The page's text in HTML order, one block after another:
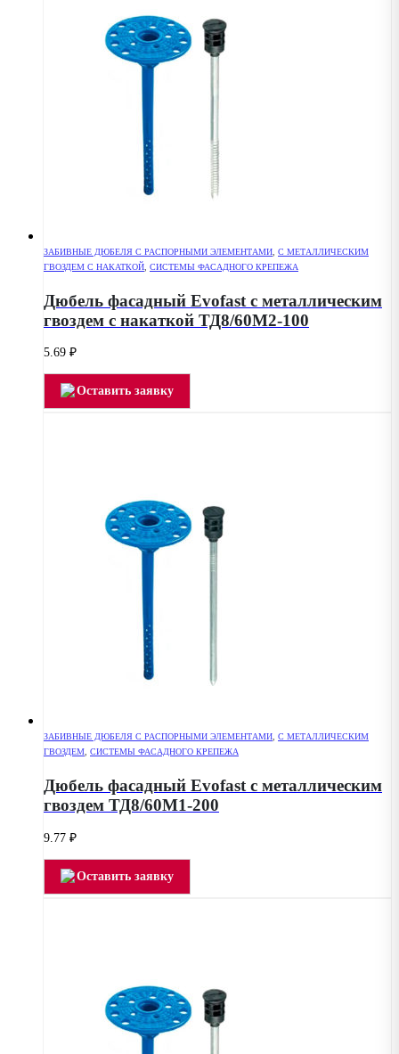
ЗАБИВНЫЕ ДЮБЕЛЯ С РАСПОРНЫМИ ЭЛЕМЕНТАМИ С МЕТАЛЛИЧЕСКИМ
ГВОЗДЕМ С НАКАТКОЙ СИСТЕМЫ ФАСАДНОГО КРЕПЕЖА
Дюбель фасадный Evofast с металлическим
гвоздем с накаткой ТД8/60М2-100
5.69 ₽
Оставить заявку
ЗАБИВНЫЕ ДЮБЕЛЯ С РАСПОРНЫМИ ЭЛЕМЕНТАМИ, С МЕТАЛЛИЧЕСКИМ
ГВОЗДЕМ, СИСТЕМЫ ФАСАДНОГО КРЕПЕЖА
Дюбель фасадный Evofast с металлическим
гвоздем ТД8/60М1-200
9.77 ₽
Оставить заявку